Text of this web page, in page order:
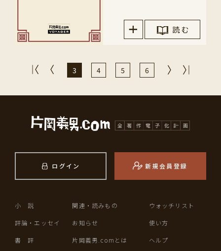
読 む
3 4 5 6
ログイン 新規会員登録
小 説
評論・エッセイ
書 評
関連・読みもの
お知らせ
片岡義男.comとは
ウォッチリスト
使い方
ヘルプ